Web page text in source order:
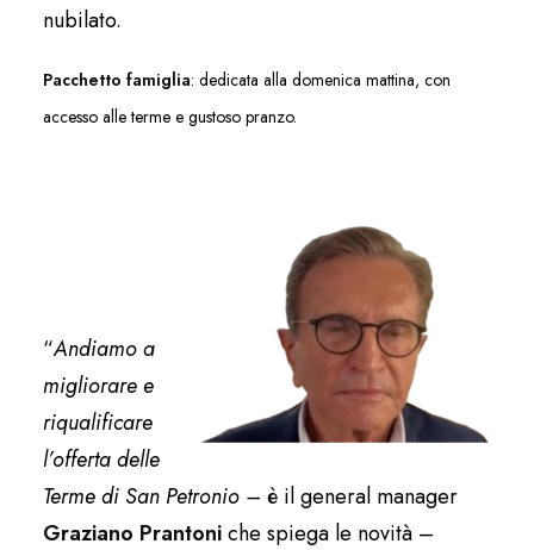
nubilato.
Pacchetto famiglia: dedicata alla domenica mattina, con
accesso alle terme e gustoso pranzo.
“Andiamo a
migliorare e
riqualificare
l’offerta delle
Terme di San Petronio – è il general manager
Graziano Prantoniche spiega le novità –